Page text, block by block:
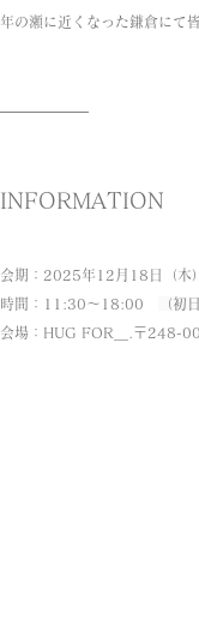
年の瀬に近くなった鎌倉にて
INFORMATION
会期：2025年12月18日（木
時間：11:30〜18:00
（初
会場：HUG FOR＿.〒248-